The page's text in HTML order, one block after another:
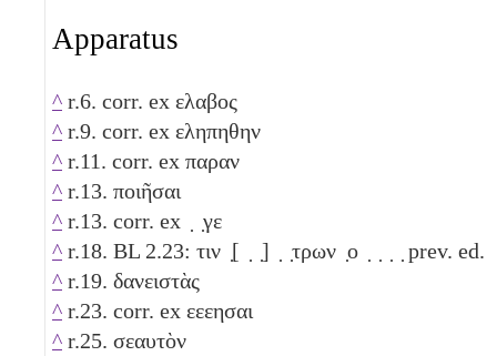
Apparatus
^ r.6. corr. ex ελαβος
^ r.9. corr. ex εληπηθην
^ r.11. corr. ex παραν
^ r.13. ποιῆσαι
^ r.13. corr. ex ̣ ̣γε
^ r.18. BL 2.23: τιν ̣[ ̣ ̣] ̣ ̣τρων ̣ο ̣ ̣ ̣ ̣ prev. ed.
^ r.19. δανειστὰς
^ r.23. corr. ex εεεησαι
^ r.25. σεαυτὸν